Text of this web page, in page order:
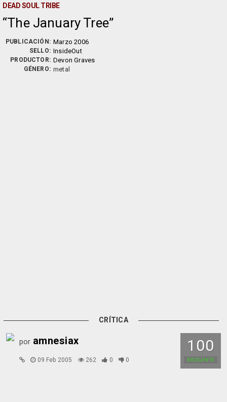
DEAD SOUL TRIBE
The January Tree
PUBLICACIÓN: Marzo 2006
SELLO: InsideOut
PRODUCTOR: Devon Graves
GÉNERO: metal
CRÍTICA
100
EXCELENTE
por amnesiax
09 Feb 2005 262 0 0